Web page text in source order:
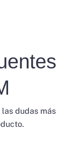
dudas más